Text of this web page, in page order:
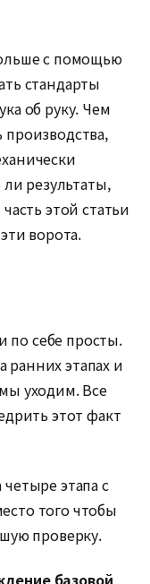
с помощью
стандарты
об руку. Чем
производства,
ли результаты,
этой статьи
ворота.
себе просты.
этапах и
уходим. Все
этот факт
этапа с
того чтобы
проверку.
базовой